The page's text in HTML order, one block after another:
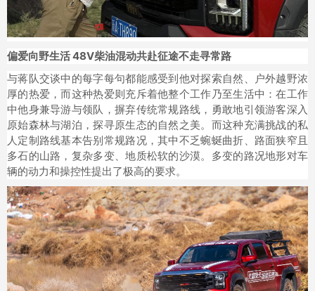
偏爱向野生活 48V柴油混动共赴征途不走寻常路
与蒋队交谈中的每字每句都能感受到他对探索自然、户外越野浓
厚的热爱，而这种热爱则充斥着他整个工作乃至生活中：在工作
中他身兼导游与领队，摒弃传统常规路线，勇敢地引领游客深入
原始森林与湖泊，探寻原生态的自然之美。而这种充满挑战的私
人定制路线基本告别常规路况，其中不乏蜿蜒曲折、路面狭窄且
多石的山路，复杂多变、地质松软的沙漠。多变的路况地形对车
辆的动力和操控性提出了极高的要求。